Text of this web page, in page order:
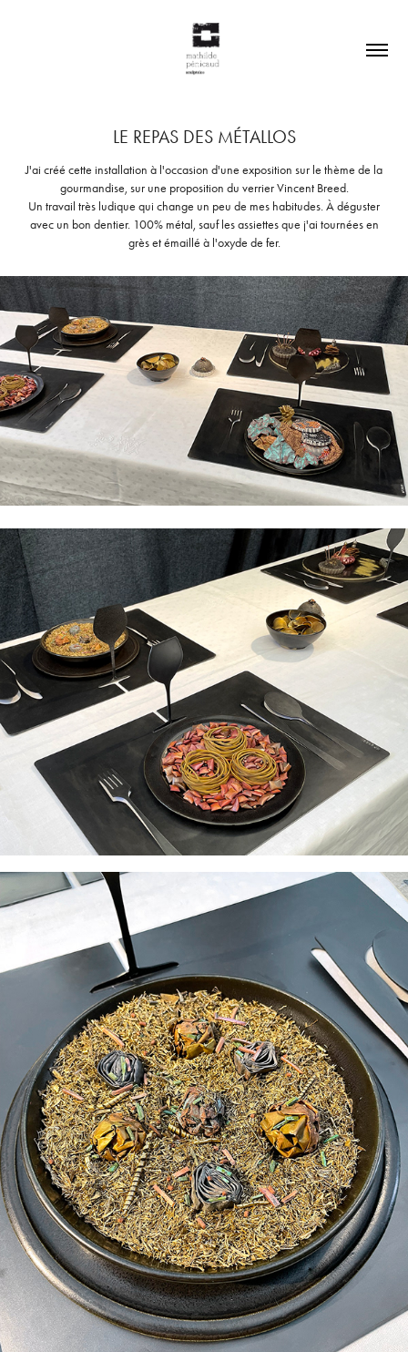
LE REPAS DES MÉTALLOS
J'ai créé cette installation à l'occasion d'une exposition sur le thème de la
gourmandise, sur une proposition du verrier Vincent Breed.
Un travail très ludique qui change un peu de mes habitudes. À déguster
avec un bon dentier. 100% métal, sauf les assiettes que j'ai tournées en
grès et émaillé à l'oxyde de fer.